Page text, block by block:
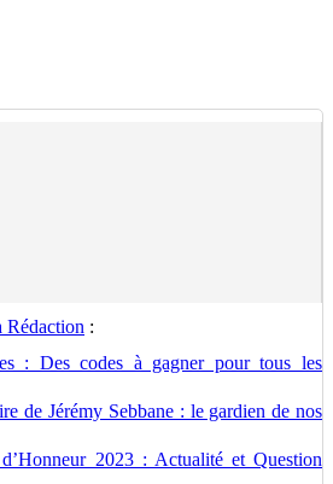
Rédaction :
: Des codes à gagner pour tous les
de Jérémy Sebbane : le gardien de nos
2023 : Actualité et Question